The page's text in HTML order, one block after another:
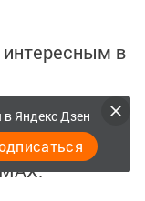
в
Яндекс Дзен